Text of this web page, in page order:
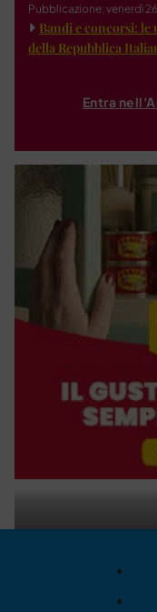
Pubblicazione: venerdì
Bandi e concorsi:
della Repubblica
Entra